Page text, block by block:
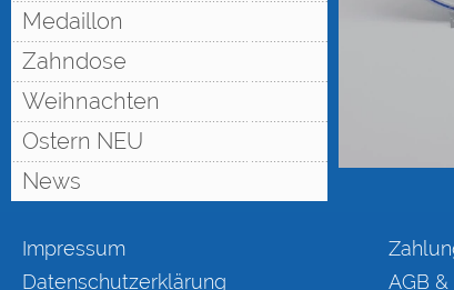
Medaillon
Zahndose
Weihnachten
Ostern NEU
News
Impressum
Datenschutzerklärung
AGB